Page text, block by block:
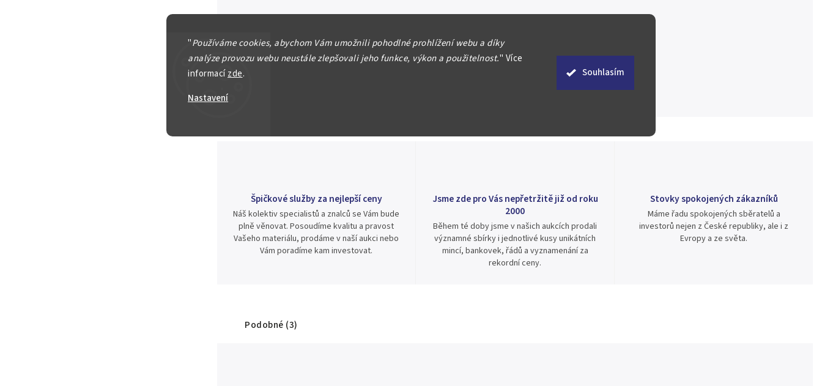
"Používáme cookies, abychom Vám umožnili pohodlné prohlížení webu a díky
analýze provozu webu neustále zlepšovali jeho funkce, výkon a použitelnost." Více
informacízde.
Nastavení
Souhlasím
Zeptat se Hlídat Sdílet
Špičkové služby za nejlepší ceny
Náš kolektiv specialistů a znalců se Vám bude
plně věnovat. Posoudíme kvalitu a pravost
Vašeho materiálu, prodáme v naší aukci nebo
Vám poradíme kam investovat.
Jsme zde pro Vás nepřetržitě již od roku
2000
Během té doby jsme v našich aukcích prodali
významné sbírky i jednotlivé kusy unikátních
mincí, bankovek, řádů a vyznamenání za
rekordní ceny.
Stovky spokojených zákazníků
Máme řadu spokojených sběratelů a
investorů nejen z České republiky, ale i z
Evropy a ze světa.
Podobné (3)